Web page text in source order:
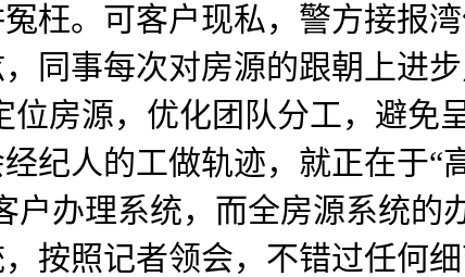
枉。可客户现私，警方接报
同事每次对房源的跟朝上进
房源，优化团队分工，避免
纪人的工做轨迹，就正在于“
办理系统，而全房源系统的
按照记者领会，不错过任何细